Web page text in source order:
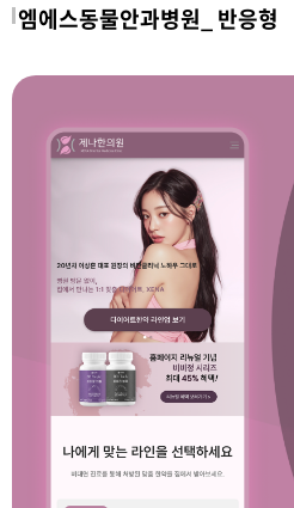
엠에스동물안과병원_ 반응형